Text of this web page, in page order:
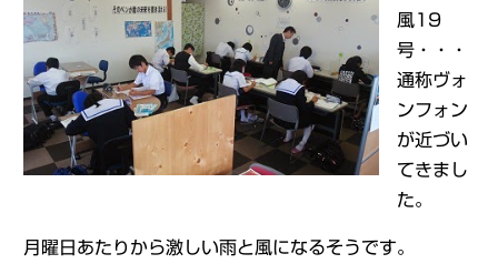
風19
号・・・
通称ヴォ
ンフォン
が近づい
てきまし
た。
月曜日あたりから激しい雨と風になるそうです。